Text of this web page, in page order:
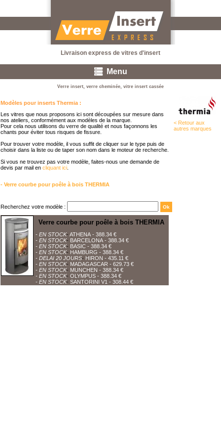
Livraison express de vitres d'insert
Menu
Verre insert, verre cheminée, vitre insert cassée
Modèles pour inserts Thermia :
Les vitres que nous proposons ici sont découpées sur mesure dans
nos ateliers, conformément aux modèles de la marque.
Pour cela nous utilisons du verre de qualité et nous façonnons les
chants pour éviter tous risques de fissure.
Pour trouver votre modèle, il vous suffit de cliquer sur le type puis de
choisir dans la liste ou de taper son nom dans le moteur de recherche.
Si vous ne trouvez pas votre modèle, faites-nous une demande de
devis par mail en cliquant ici
< Retour aux
autres marques
- Verre courbe pour poêle à bois THERMIA
Recherchez votre modèle :
Verre courbe pour poêle à bois THERMIA
- ATHENA
- EN STOCK
- 388.34 €
- BARCELONA
- EN STOCK
- 388.34 €
- BASIC
- EN STOCK
- 388.34 €
- HAMBURG
- EN STOCK
- 388.34 €
- HIRON
- DELAI 20 JOURS
- 435.11 €
- MADAGASCAR
- EN STOCK
- 629.73 €
- MUNCHEN
- EN STOCK
- 388.34 €
- OLYMPUS
- EN STOCK
- 388.34 €
- SANTORINI V1
- EN STOCK - 308.44 €